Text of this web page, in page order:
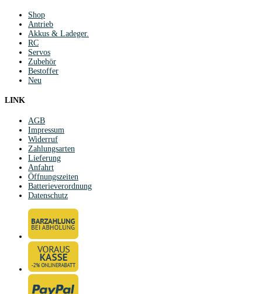
Shop
Antrieb
Akkus & Ladeger.
RC
Servos
Zubehör
Bestoffer
Neu
LINK
AGB
Impressum
Widerruf
Zahlungsarten
Lieferung
Anfahrt
Öffnungszeiten
Batterieverordnung
Datenschutz